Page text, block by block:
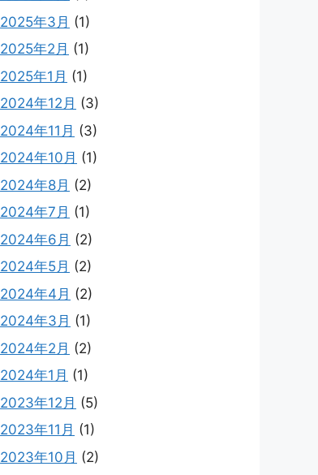
2025年3月 (1)
2025年2月 (1)
2025年1月 (1)
2024年12月 (3)
2024年11月 (3)
2024年10月 (1)
2024年8月 (2)
2024年7月 (1)
2024年6月 (2)
2024年5月 (2)
2024年4月 (2)
2024年3月 (1)
2024年2月 (2)
2024年1月 (1)
2023年12月 (5)
2023年11月 (1)
2023年10月 (2)